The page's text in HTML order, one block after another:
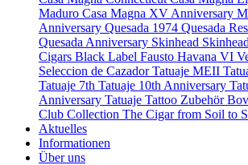
Maduro Casa Magna XV Anniversary
Anniversary Quesada 1974 Quesada
Quesada Anniversary Skinhead
Cigars Black Label Fausto Havana VI
Seleccion de CazadorTatuaje MEII
Tatuaje 7th Tatuaje 10th Anniversary
Anniversary Tatuaje Tattoo Zubehör
Club Collection The Cigar from Soil to
Aktuelles
Informationen
Über uns